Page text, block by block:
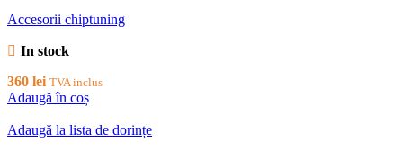
Accesorii chiptuning
In stock
360 lei TVA inclus
Adaugă în coș
Adaugă la lista de dorințe